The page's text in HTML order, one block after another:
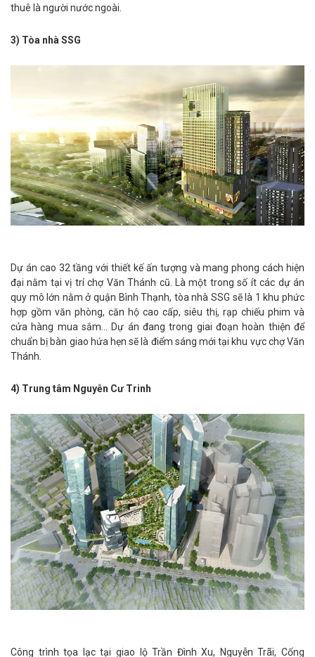
thuê là người nước ngoài.
3) Tòa nhà SSG
Dự án cao 32 tầng với thiết kế ấn tượng và mang phong cách hiện
đại nằm tại vị trí chợ Văn Thánh cũ. Là một trong số ít các dự án
quy mô lớn nằm ở quận Bình Thạnh, tòa nhà SSG sẽ là 1 khu phức
hợp gồm văn phòng, căn hộ cao cấp, siêu thị, rạp chiếu phim và
cửa hàng mua sắm… Dự án đang trong giai đoạn hoàn thiện để
chuẩn bị bàn giao hứa hẹn sẽ là điểm sáng mới tại khu vực chợ Văn
Thánh.
4) Trung tâm Nguyễn Cư Trinh
Công trình tọa lạc tại giao lộ Trần Đình Xu, Nguyễn Trãi, Cống